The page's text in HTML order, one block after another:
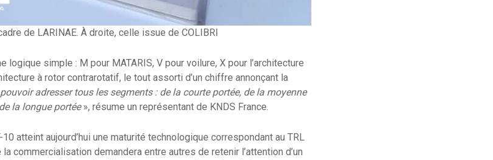
de LARINAE. À droite, celle issue de COLIBRI
logique simple : M pour MATARIS, V pour voilure, X pour l’architecture
à rotor contrarotatif, le tout assorti d’un chiffre annonçant la
pouvoir adresser tous les segments : de la courte portée, de la moyenne
la longue portée», résume un représentant de KNDS France.
atteint aujourd’hui une maturité technologique correspondant au TRL
commercialisation demandera entre autres de retenir l’attention d’un